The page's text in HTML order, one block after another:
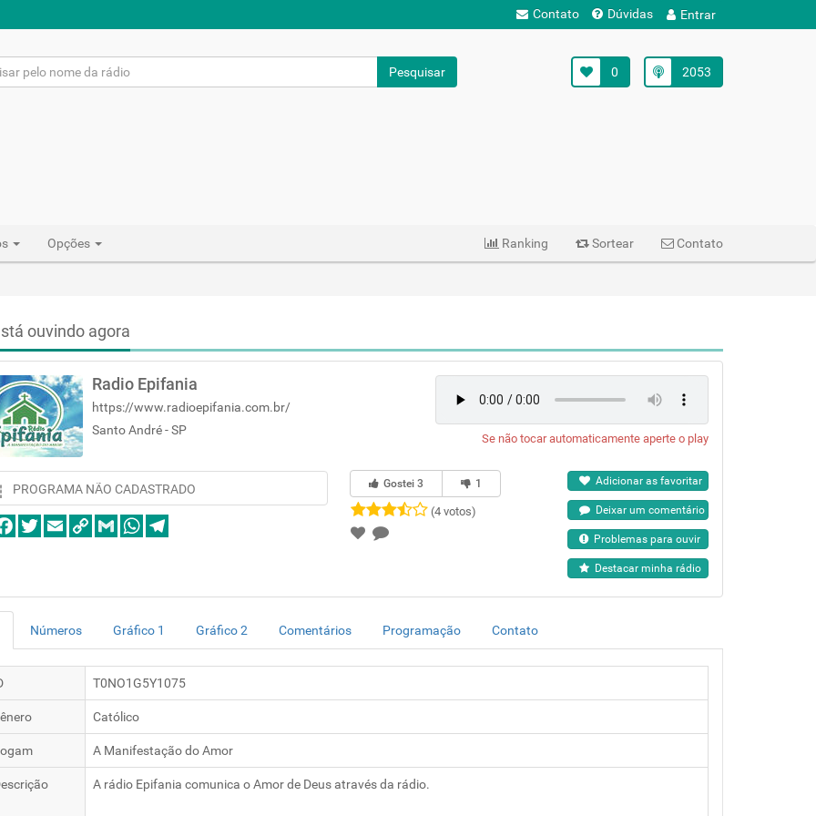
Contato Dúvidas Entrar
Pesquisar 2053
0
Opções Ranking Sortear Contato
ouvindo agora
Radio Epifania
https://www.radioepifania.com.br/
Santo André - SP
Se não tocar automaticamente aperte o play
PROGRAMA NÃO CADASTRADO Gostei3 1
(4 votos)
Adicionar as favoritar
Deixar um comentário
Problemas para ouvir
Destacar minha rádio
Números Gráfico 1 Gráfico 2 Comentários Programação Contato
T0NO1G5Y1075
Católico
A Manifestação do Amor
A rádio Epifania comunica o Amor de Deus através da rádio.